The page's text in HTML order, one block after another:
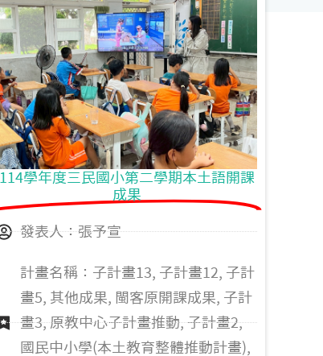
114學年度三民國小第二學期本土語開課
成果
發表人：張予宣
計畫名稱：子計畫13, 子計畫12, 子計
畫5, 其他成果, 閩客原開課成果, 子計
畫3, 原教中心子計畫推動, 子計畫2,
國民中小學(本土教育整體推動計畫),